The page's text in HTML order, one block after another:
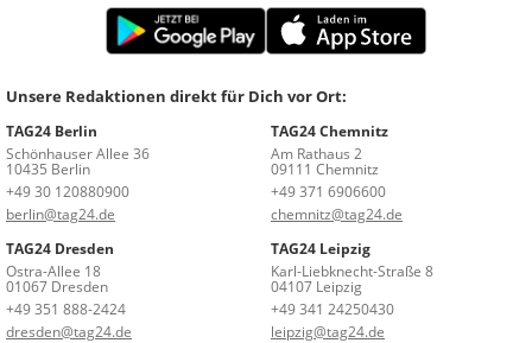
Unsere Redaktionen direkt für Dich vor Ort:
TAG24 Berlin
Schönhauser Allee 36
10435 Berlin
+49 30 120880900
berlin@tag24.de
TAG24 Chemnitz
Am Rathaus 2
09111 Chemnitz
+49 371 6906600
chemnitz@tag24.de
TAG24 Dresden
Ostra-Allee 18
01067 Dresden
+49 351 888-2424
dresden@tag24.de
TAG24 Leipzig
Karl-Liebknecht-Straße 8
04107 Leipzig
+49 341 24250430
leipzig@tag24.de